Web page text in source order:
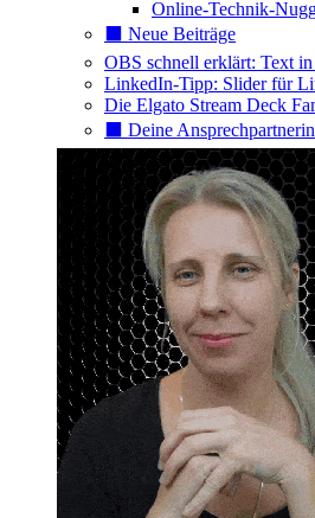
Online-Technik-
⬛️ Neue Beiträge
OBS schnell erklärt: Text
LinkedIn-Tipp: Slider für
Die Elgato Stream Deck
⬛️ Deine Ansprechpartnerin